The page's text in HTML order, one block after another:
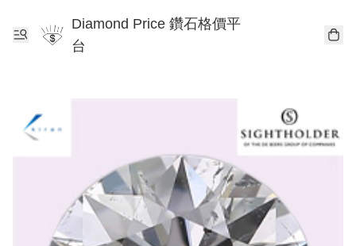
Diamond Price 鑽石格價平
台